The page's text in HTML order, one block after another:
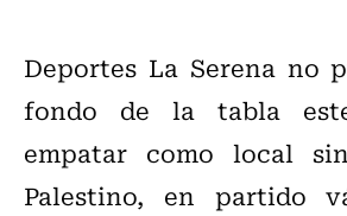
Deportes La Serena no
fondo de la tabla
empatar como local
Palestino, en partido